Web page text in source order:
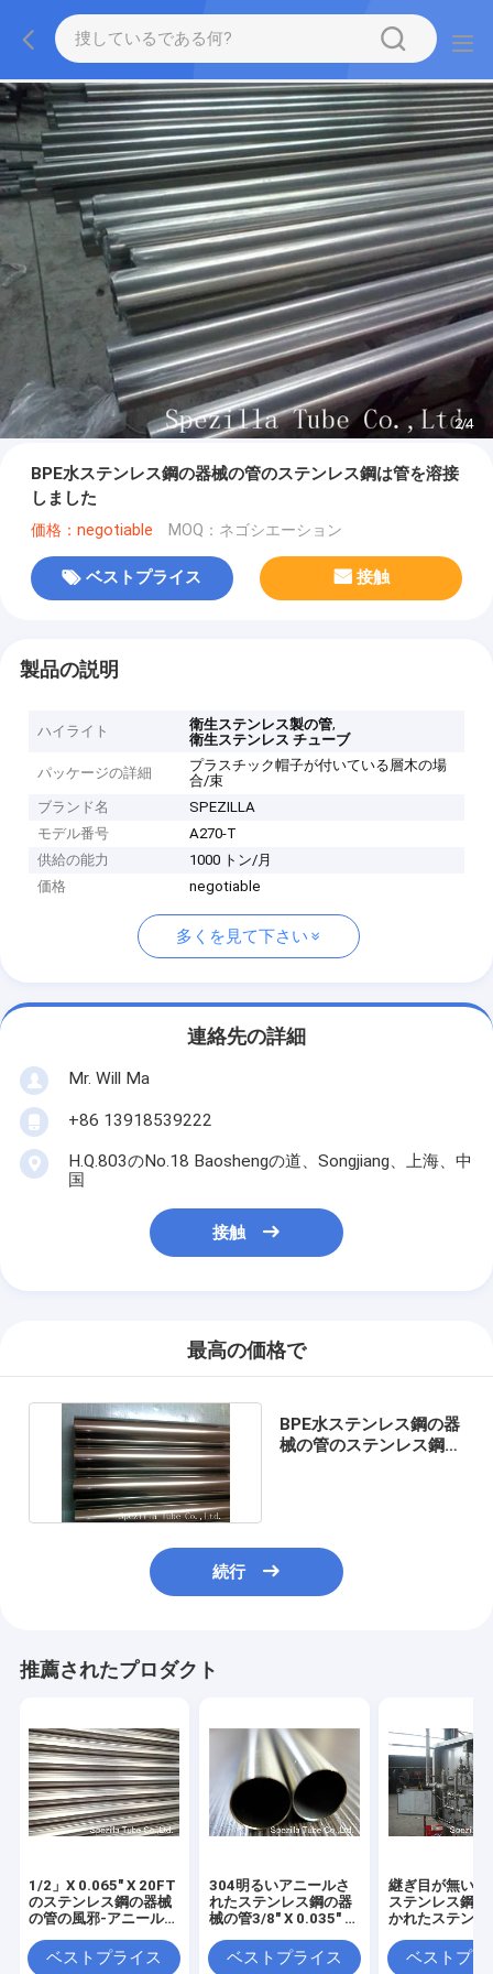
2/4
BPE水ステンレス鋼の器械の管のステンレス鋼は管を溶接
しました
価格：negotiable MOQ：ネゴシエーション
ベストプライス 接触
製品の説明
ハイライト 衛生ステンレス製の管,
衛生ステンレス チューブ
パッケージの詳細
プラスチック帽子が付いている層木の場
合/束
ブランド名
SPEZILLA
モデル番号
A270-T
供給の能力
1000 トン/月
価格
negotiable
多くを見て下さい
連絡先の詳細
Mr. Will Ma
+86 13918539222
H.Q.803のNo.18 Baoshengの道、Songjiang、上海、中
国
接触
最高の価格で
BPE水ステンレス鋼の器
械の管のステンレス鋼は
続行
推薦されたプロダクト
1/2」X 0.065" X 20FT
のステンレス鋼の器械
の管の風邪-アニールさ
ベストプライス
304明るいアニールさ
れたステンレス鋼の器
械の管3/8" X 0.035" X
ベストプライス
継ぎ目が無い
ステンレス鋼の
かれたステンレ
ベストプラ